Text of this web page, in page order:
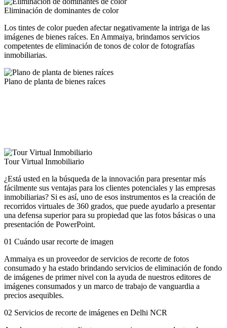
Eliminación de dominantes de color
Los tintes de color pueden afectar negativamente la intriga de las
imágenes de bienes raíces. En Ammaiya, brindamos servicios
competentes de eliminación de tonos de color de fotografías
inmobiliarias.
Plano de planta de bienes raíces
Tour Virtual Inmobiliario
¿Está usted en la búsqueda de la innovación para presentar más
fácilmente sus ventajas para los clientes potenciales y las empresas
inmobiliarias? Si es así, uno de esos instrumentos es la creación de
recorridos virtuales de 360 grados, que puede ayudarlo a presentar
una defensa superior para su propiedad que las fotos básicas o una
presentación de PowerPoint.
01 Cuándo usar recorte de imagen
Ammaiya es un proveedor de servicios de recorte de fotos
consumado y ha estado brindando servicios de eliminación de fondo
de imágenes de primer nivel con la ayuda de nuestros editores de
imágenes consumados y un marco de trabajo de vanguardia a
precios asequibles.
02 Servicios de recorte de imágenes en Delhi NCR